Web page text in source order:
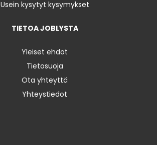
Usein kysytyt kysymykset
TIETOA JOBLYSTA
Yleiset ehdot
Tietosuoja
Ota yhteyttä
Yhteystiedot